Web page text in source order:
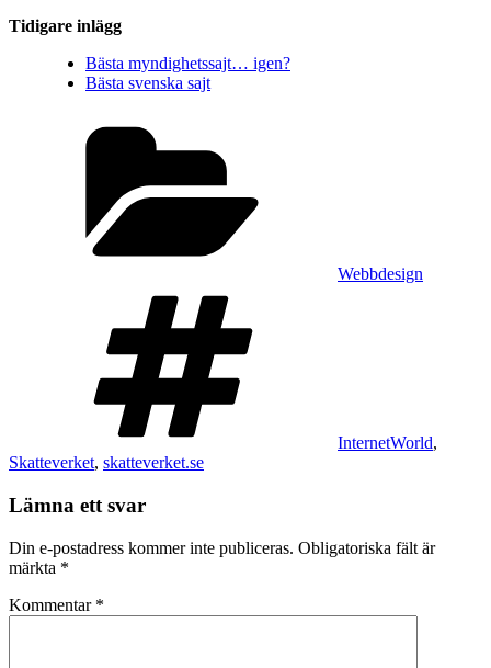
Tidigare inlägg
Bästa myndighetssajt… igen?
Bästa svenska sajt
Webbdesign
InternetWorld,
Skatteverket, skatteverket.se
Lämna ett svar
Din e-postadress kommer inte publiceras. Obligatoriska fält är
märkta *
Kommentar *